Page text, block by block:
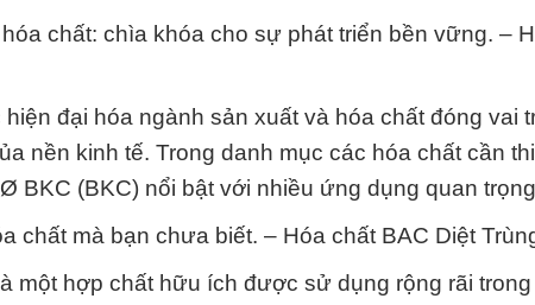
chất: chìa khóa cho sự phát triển bền vững. –
đại hóa ngành sản xuất và hóa chất đóng vai
nền kinh tế. Trong danh mục các hóa chất cần
BKC (BKC) nổi bật với nhiều ứng dụng quan
chất mà bạn chưa biết. – Hóa chất BAC Diệt
một hợp chất hữu ích được sử dụng rộng rãi